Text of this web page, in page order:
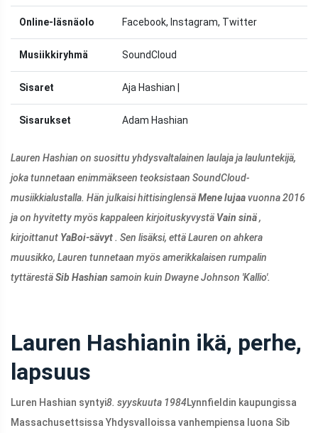
Online-läsnäolo Facebook, Instagram, Twitter
Musiikkiryhmä SoundCloud
Sisaret Aja Hashian |
Sisarukset Adam Hashian
Lauren Hashian on suosittu yhdysvaltalainen laulaja ja lauluntekijä,
joka tunnetaan enimmäkseen teoksistaan ​​SoundCloud-
musiikkialustalla. Hän julkaisi hittisinglensäMene lujaavuonna 2016
ja on hyvitetty myös kappaleen kirjoituskyvystä Vain sinä,
kirjoittanut YaBoi-sävyt . Sen lisäksi, että Lauren on ahkera
muusikko, Lauren tunnetaan myös amerikkalaisen rumpalin
tyttärestäSib Hashian samoin kuin Dwayne Johnson 'Kallio'.
Lauren Hashianin ikä, perhe,
lapsuus
Luren Hashian syntyi8. syyskuuta 1984Lynnfieldin kaupungissa
Massachusettsissa Yhdysvalloissa vanhempiensa luona Sib